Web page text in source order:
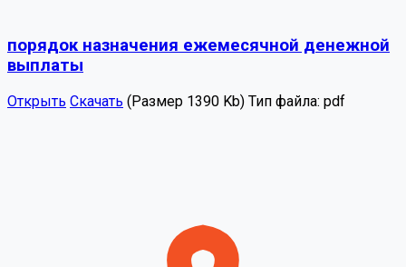
порядок назначения ежемесячной денежной
выплаты
Открыть Скачать (Размер 1390 Kb) Тип файла: pdf